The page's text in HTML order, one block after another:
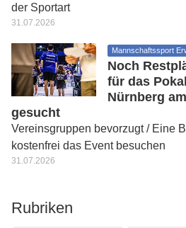
der Sportart
31.07.2026
Mannschaftssport
Noch
für das
Nürnberg
gesucht
Vereinsgruppen bevorzugt / Eine
kostenfrei das Event besuchen
31.07.2026
Rubriken